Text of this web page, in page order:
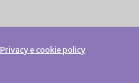
Privacy e cookie policy